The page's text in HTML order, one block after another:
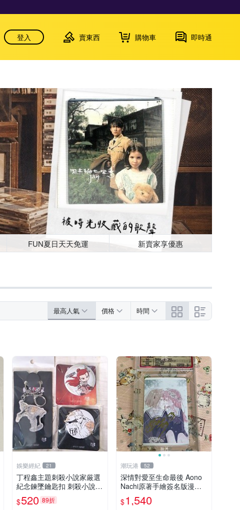
登入 賣東西 購物車 即時通
FUN夏日天天免運 新賣家享優惠
最高人氣 價格 時間
娛樂經紀 21
丁程鑫主題刺殺小說家厳選
紀念鍊墜鑰匙扣 刺殺小說家
丁程鑫 鍊墜
$520 89折
潮玩港 52
深情對愛至生命最後 Aono
Nachi原著手繪簽名版漫畫
親筆簽名限定收藏 命終不渝
之戀情 漫畫珍藏品
$1,540